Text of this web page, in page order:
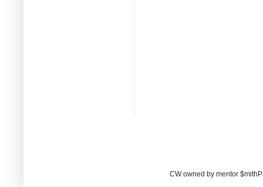
CW owned by mentor